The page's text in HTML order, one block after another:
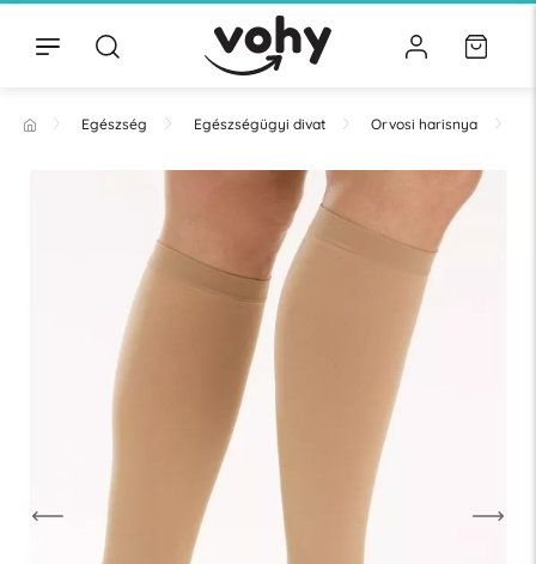
Egészség Egészségügyi divat Orvosi harisnya